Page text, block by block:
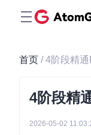
首页 / 4阶段精
4阶段精
2026-05-02